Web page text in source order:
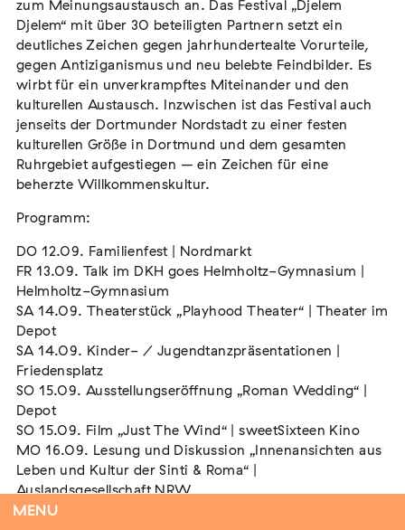
MENU
Der Weg der Sinti und Roma
Extern
02. August 2026 - 16. August 2026 Darmstadt
Vernichtung
07. August 2026 Darmstadt
Tag der Menschlichkeit Verband Deutscher
Sinti und Roma, Landesverband Rheinland-
Pfalz nimmt teil
Extern
22. August 2026 Landau in der Pfalz
zum Meinungsaustausch an. Das Festival „Djelem
Djelem“ mit über 30 beteiligten Partnern setzt ein
deutliches Zeichen gegen jahrhundertealte Vorurteile,
gegen Antiziganismus und neu belebte Feindbilder. Es
wirbt für ein unverkrampftes Miteinander und den
kulturellen Austausch. Inzwischen ist das Festival auch
jenseits der Dortmunder Nordstadt zu einer festen
kulturellen Größe in Dortmund und dem gesamten
Ruhrgebiet aufgestiegen – ein Zeichen für eine
beherzte Willkommenskultur.
Programm:
DO 12.09. Familienfest | Nordmarkt
FR 13.09. Talk im DKH goes Helmholtz-Gymnasium |
Helmholtz-Gymnasium
SA 14.09. Theaterstück „Playhood Theater“ | Theater im
Depot
SA 14.09. Kinder- / Jugendtanzpräsentationen |
Friedensplatz
SO 15.09. Ausstellungseröffnung „Roman Wedding“ |
Depot
SO 15.09. Film „Just The Wind“ | sweetSixteen Kino
MO 16.09. Lesung und Diskussion „Innenansichten aus
Leben und Kultur der Sinti & Roma“ |
Auslandsgesellschaft NRW
DI 17.09. Lesung „Die Morgendämmerung der Worte“ |